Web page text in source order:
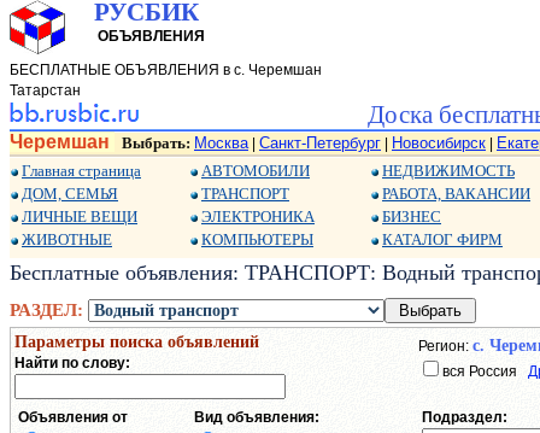
РУСБИК
ОБЪЯВЛЕНИЯ
БЕСПЛАТНЫЕ ОБЪЯВЛЕНИЯ в с. Черемшан
Татарстан
Доска
Черемшан Выбрать: Москва| Санкт-Петербург Новосибирск
Главная страница
ДОМ, СЕМЬЯ
ЛИЧНЫЕ ВЕЩИ
ЖИВОТНЫЕ
АВТОМОБИЛИ
ТРАНСПОРТ
ЭЛЕКТРОНИКА
КОМПЬЮТЕРЫ
НЕДВИЖИМОСТЬ
РАБОТА, ВАКАНСИИ
БИЗНЕС
КАТАЛОГ ФИРМ
Бесплатные объявления: ТРАНСПОРТ: Водный
РАЗДЕЛ:
Параметры поиска объявлений
Найти по слову:
Регион: с.
вся Россия
Объявления от
Вид объявления:
Подраздел: